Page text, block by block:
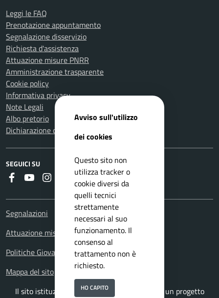
Leggi le FAQ
Prenotazione appuntamento
Segnalazione disservizio
Richiesta d'assistenza
Attuazione misure PNRR
Amministrazione trasparente
Cookie policy
Informativa privacy
Note Legali
Albo pretorio
Dichiarazione di accessibilità
SEGUICI SU
Faceboook
YoutubeInstagramWhatsapp
RSS
Segnalazioni
Attuazione misure PNRR
Politiche Giovanili
Mappa del sito
Il sito istituzionale del Comune di Nerviano è un progetto
Avviso sull'utilizzo
dei cookies
Questo sito non
utilizza tracker o
cookie diversi da
quelli tecnici
strettamente
necessari al suo
funzionamento. Il
consenso al
trattamento non è
richiesto.
HO CAPITO